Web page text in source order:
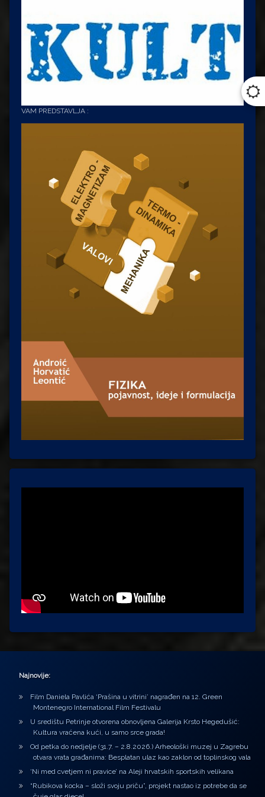
VAM PREDSTAVLJA :
Najnovije:
Film Daniela Pavlića ‘Prašina u vitrini’ nagrađen na 12. Green
Montenegro International Film Festivalu
U središtu Petrinje otvorena obnovljena Galerija Krsto Hegedušić:
Kultura vraćena kući, u samo srce grada!
Od petka do nedjelje (31.7. – 2.8.2026.) Arheološki muzej u Zagrebu
otvara vrata građanima: Besplatan ulaz kao zaklon od toplinskog vala
‘Ni med cvetjem ni pravice’ na Aleji hrvatskih sportskih velikana
“Rubikova kocka – složi svoju priču”, projekt nastao iz potrebe da se